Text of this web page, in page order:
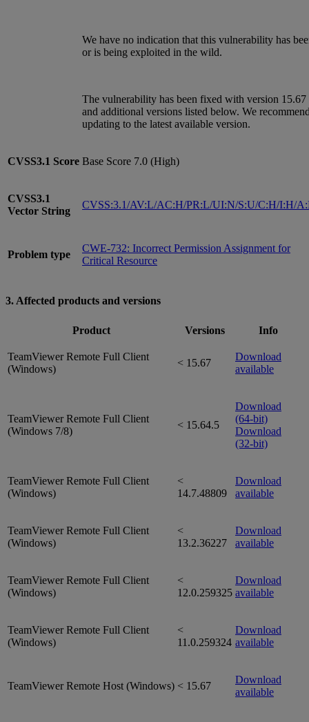
We have no indication that this vulnerability has
or is being exploited in the wild.
The vulnerability has been fixed with version 15.67
and additional versions listed below. We
updating to the latest available version.
CVSS3.1 Score Base Score 7.0 (High)
CVSS3.1
Vector String
CVSS:3.1/AV:L/AC:H/PR:L/UI:N/S:U/C:H/I:H/
Problem type
CWE-732: Incorrect Permission Assignment for
Critical Resource
3. Affected products and versions
Product Versions Info
TeamViewer Remote Full Client
(Windows)
< 15.67
Download
available
TeamViewer Remote Full Client
(Windows 7/8)
< 15.64.5
Download
(64-bit)
Download
(32-bit)
TeamViewer Remote Full Client
(Windows)
<
14.7.48809
Download
available
TeamViewer Remote Full Client
(Windows)
<
13.2.36227
Download
available
TeamViewer Remote Full Client
(Windows)
<
12.0.259325
Download
available
TeamViewer Remote Full Client
(Windows)
<
11.0.259324
Download
available
TeamViewer Remote Host (Windows) < 15.67
Download
available